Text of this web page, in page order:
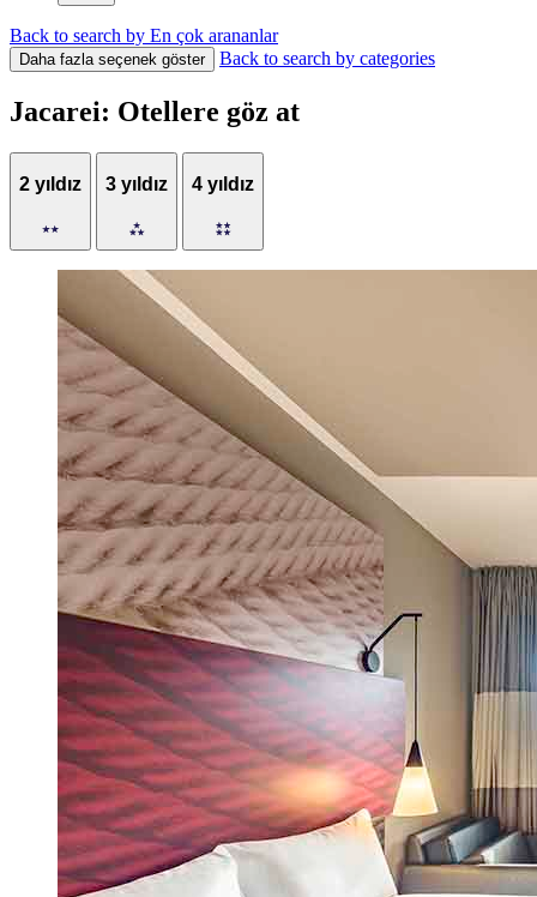
Back to search by En çok arananlar
Daha fazla seçenek göster Back to search by categories
Jacarei: Otellere göz at
2 yıldız 3 yıldız 4 yıldız